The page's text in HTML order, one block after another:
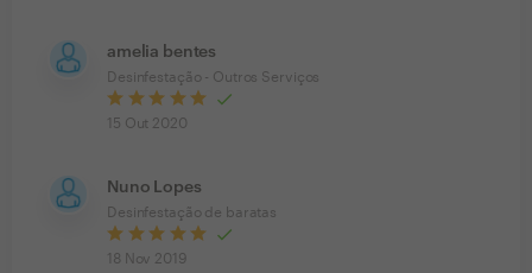
amelia bentes
Desinfestação - Outros Serviços
15 Out 2020
Nuno Lopes
Desinfestação de baratas
18 Nov 2019